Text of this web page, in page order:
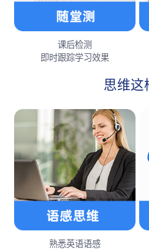
课后检测
即时跟踪学习效果
思维这
熟悉英语语感